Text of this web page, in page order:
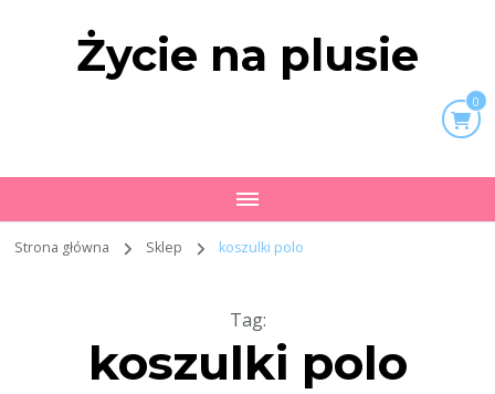
Życie na plusie
0
Strona główna Sklep koszulki polo
Tag:
koszulki polo